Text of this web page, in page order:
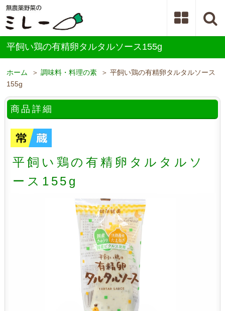
平飼い鶏の有精卵タルタルソース155g
ホーム ＞調味料・料理の素 ＞ 平飼い鶏の有精卵タルタルソース
155g
商品詳細
平飼い鶏の有精卵タルタルソ
ース155g